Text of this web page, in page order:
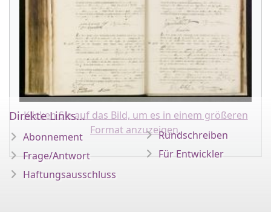
Klicken Sie auf das Bild, um es in einem größeren
Format anzuzeigen.
Direkte Links...
Abonnement
Frage/Antwort
Haftungsausschluss
Rundschreiben
Für Entwickler